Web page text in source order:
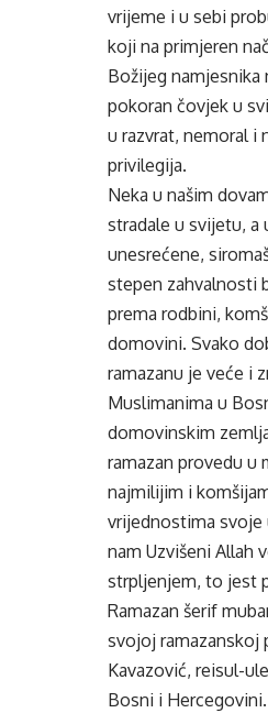
vrijeme i u sebi
koji na primjeren
Božijeg
pokoran čovjek u
u razvrat, nemoral i
privilegija.
Neka u našim
stradale u svijetu, a
unesrećene,
stepen zahvalnosti
prema rodbini,
domovini. Svako
ramazanu je veće i
Muslimanima u
domovinskim
ramazan provedu u
najmilijim i
vrijednostima svoje
nam Uzvišeni Allah
strpljenjem, to jest
Ramazan šerif
svojoj ramazanskoj
Kavazović, reisul-
Bosni i Hercegovini.